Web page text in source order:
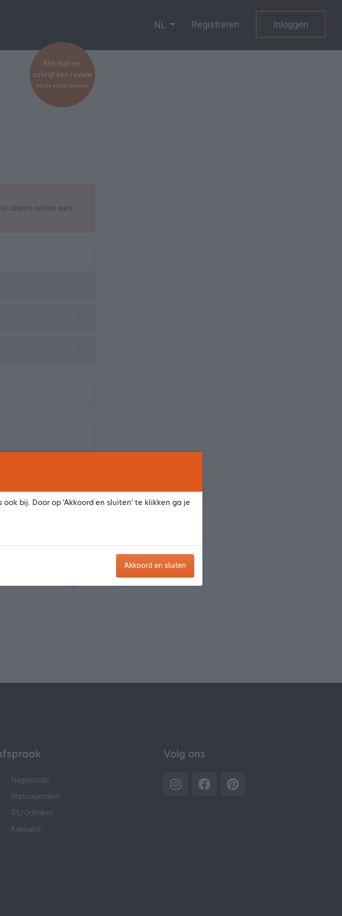
NL Registreren Inloggen
Klik hier en
schrijf een review
van je vorige bezoek
alleen online een
Nagelstudio
Massagesalon
IPL/Ontharen
Kapsalon
Volg ons
ook bij. Door op 'Akkoord en sluiten' te klikken ga je
Akkoord en sluiten